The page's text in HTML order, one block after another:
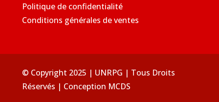
Politique de confidentialité
Conditions générales de ventes
© Copyright 2025 | UNRPG | Tous Droits
Réservés | Conception MCDS